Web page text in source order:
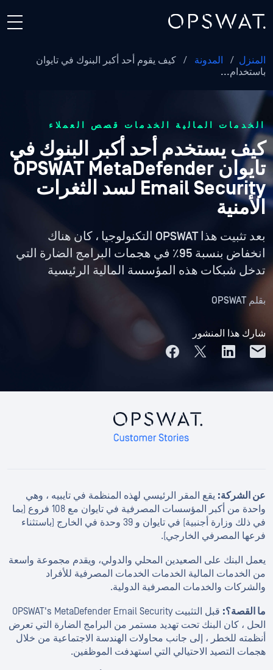
المنزل / المدونة /
كيف يقوم أحد أكبر البنوك في تايوان
باستخدام...
الخدمات المالية الخدمات قصص العملاء
كيف يستخدم أحد أكبر البنوك في
تايوان OPSWAT MetaDefender
Email Security لسد الثغرات
الأمنية
بعد تثبيت هذا OPSWAT التكنولوجيا ، كان هناك
انخفاض بنسبة 95٪ في هجمات البرامج الضارة التي
تدخل شبكات هذه المؤسسة المالية الرئيسية
بقلم OPSWAT
شارك هذا المنشور
عن الشركة: يقع المقر الرئيسي لهذه المنظمة في تايبيه ، وهي
واحدة من أكبر المؤسسات المصرفية في تايوان مع 108 فروع (بما
في ذلك وزارة أجنبية) في تايوان و 39 وحدة في الخارج (باستثناء
فرعها المصرفي الخارجي).
يعمل البنك على الصعيدين المحلي والدولي، ويقدم مجموعة واسعة
من الخدمات المالية الخدمات الخدمات المصرفية للأفراد
والشركات والخدمات المصرفية الدولية.
ما القصة؟:
قبل التثبيت OPSWAT's MetaDefender Email Security
الحل ، كان البنك تحت تهديد مستمر من البرامج الضارة التي تعرض
أنظمته للخطر ، إلى جانب محاولات الهندسة الاجتماعية من خلال
هجمات التصيد الاحتيالي التي استهدفت الموظفين.